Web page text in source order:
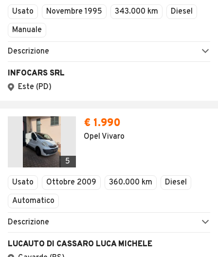
Usato Novembre 1995 343.000 km
Diesel
Manuale
Descrizione
INFOCARS SRL
Este (PD)
5
€ 1.990
Opel Vivaro
Usato Ottobre 2009 360.000 km
Diesel
Automatico
Descrizione
LUCAUTO DI CASSARO LUCA MICHELE